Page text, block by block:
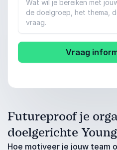
Vraag
Futureproof je
doelgerichte
Hoe motiveer je jouw team